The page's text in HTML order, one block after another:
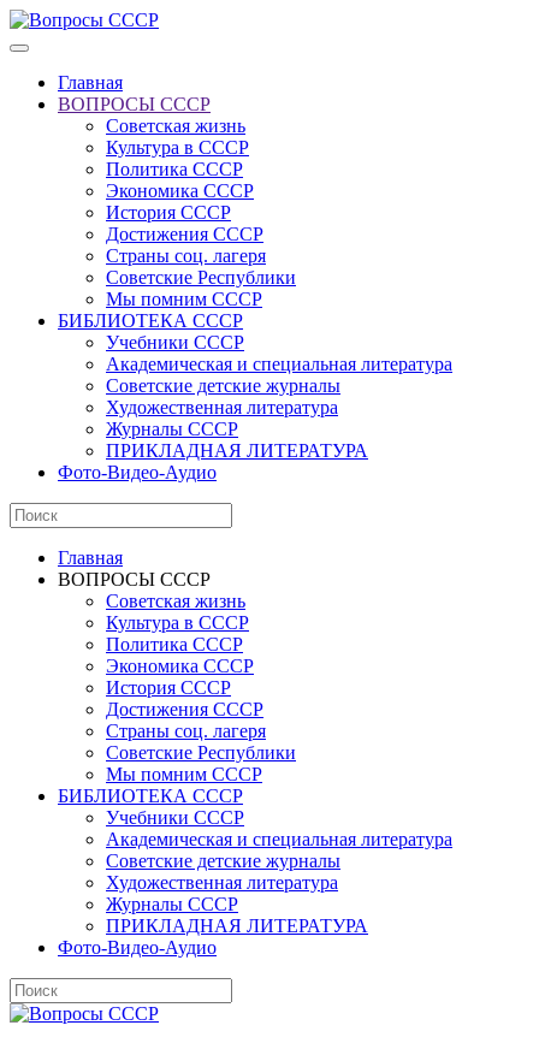
Главная
ВОПРОСЫ СССР
Советская жизнь
Культура в СССР
Политика СССР
Экономика СССР
История СССР
Достижения СССР
Страны соц. лагеря
Советские Республики
Мы помним СССР
БИБЛИОТЕКА СССР
Учебники СССР
Академическая и специальная литература
Советские детские журналы
Художественная литература
Журналы СССР
ПРИКЛАДНАЯ ЛИТЕРАТУРА
Фото-Видео-Аудио
Главная
ВОПРОСЫ СССР
Советская жизнь
Культура в СССР
Политика СССР
Экономика СССР
История СССР
Достижения СССР
Страны соц. лагеря
Советские Республики
Мы помним СССР
БИБЛИОТЕКА СССР
Учебники СССР
Академическая и специальная литература
Советские детские журналы
Художественная литература
Журналы СССР
ПРИКЛАДНАЯ ЛИТЕРАТУРА
Фото-Видео-Аудио